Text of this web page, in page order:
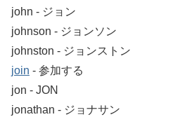
john ‐ ジョン
johnson ‐ ジョンソン
johnston ‐ ジョンストン
join ‐ 参加する
jon ‐ JON
jonathan ‐ ジョナサン